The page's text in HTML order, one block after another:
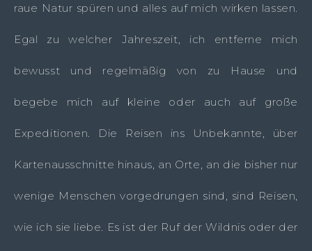
raue Natur spüren und alles auf mich wirken lassen.
Egal zu welcher Jahreszeit, ich entferne mich
bewusst und regelmäßig von zu Hause und
begebe mich auf kleine oder auch auf große
Expeditionen. Die Reisen ins Unbekannte, über
Kartenausschnitte hinaus, an Orte, an die bisher nur
wenige Menschen vorgedrungen sind, sind Reisen,
wie ich sie liebe. Es ist der Ruf der Wildnis oder der